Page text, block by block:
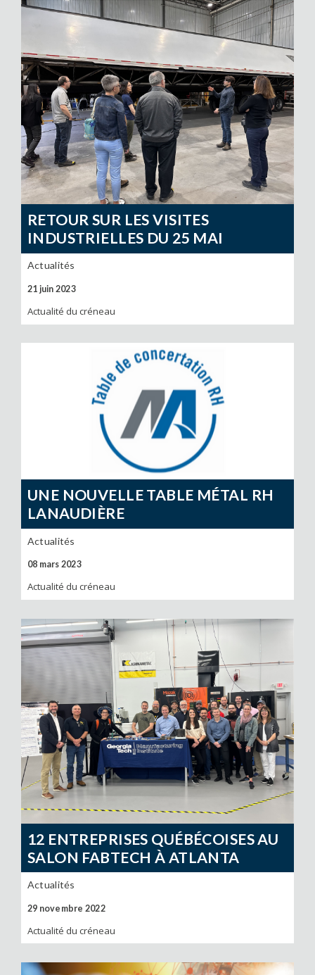
RETOUR SUR LES VISITES
INDUSTRIELLES DU 25 MAI
Actualités
21 juin 2023
Actualité du créneau
UNE NOUVELLE TABLE MÉTAL RH
LANAUDIÈRE
Actualités
08 mars 2023
Actualité du créneau
12 ENTREPRISES QUÉBÉCOISES AU
SALON FABTECH À ATLANTA
Actualités
29 novembre 2022
Actualité du créneau